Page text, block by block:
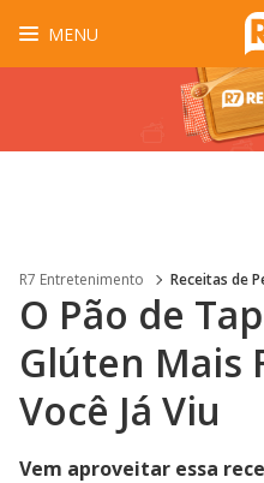
MENU
R7 Entretenimento Receitas de
O Pão de
Glúten Mais
Você Já Viu
Vem aproveitar essa